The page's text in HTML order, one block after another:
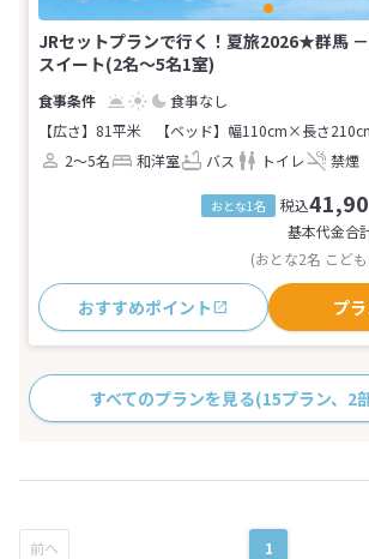
JRセットプランで行く！夏旅2026★群馬
スイート(2名～5名1室)
食事なし
【広さ】81平米
【ベッド】幅110cm×長さ
2～5名
和洋室 バス トイレ 禁煙
おとな1名 税込
基本代金合
(おとな2名 こど
おすすめポイント プ
すべてのプランを見る(15プラン、2
1